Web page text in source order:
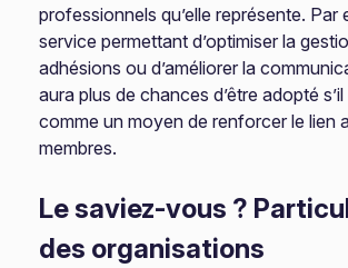
professionnels qu’elle représente. Par
service permettant d’optimiser la
adhésions ou d’améliorer la
aura plus de chances d’être adopté
comme un moyen de renforcer le lien
membres.
Le saviez-vous ?
des organisations